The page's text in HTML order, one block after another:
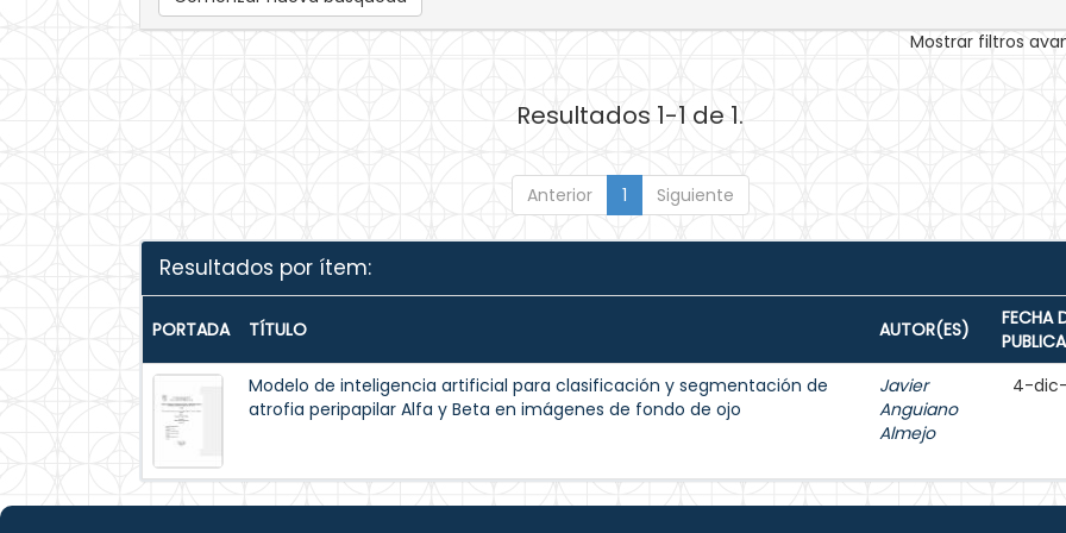
Mostrar filtros
Resultados 1-1 de 1.
Anterior 1 Siguiente
Resultados por ítem:
PORTADA TÍTULO AUTOR(ES)
FECHA
Modelo de inteligencia artificial para clasificación y segmentación de
atrofia peripapilar Alfa y Beta en imágenes de fondo de ojo
Javier
Anguiano
Almejo
4-